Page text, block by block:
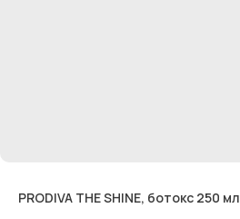
PRODIVA THE SHINE, ботокс 250 мл